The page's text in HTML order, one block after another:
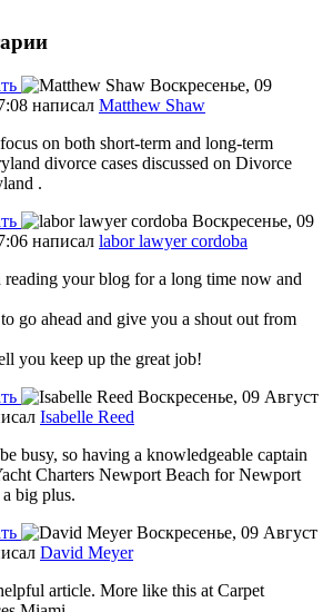
Воскресенье, 09
написал Matthew Shaw
on both short-term and long-term
divorce cases discussed on Divorce
.
Воскресенье, 09
написал labor lawyer cordoba
your blog for a long time now and
go ahead and give you a shout out from
you keep up the great job!
Воскресенье, 09 Август
Isabelle Reed
busy, so having a knowledgeable captain
Charters Newport Beach for Newport
big plus.
Воскресенье, 09 Август
David Meyer
article. More like this at Carpet